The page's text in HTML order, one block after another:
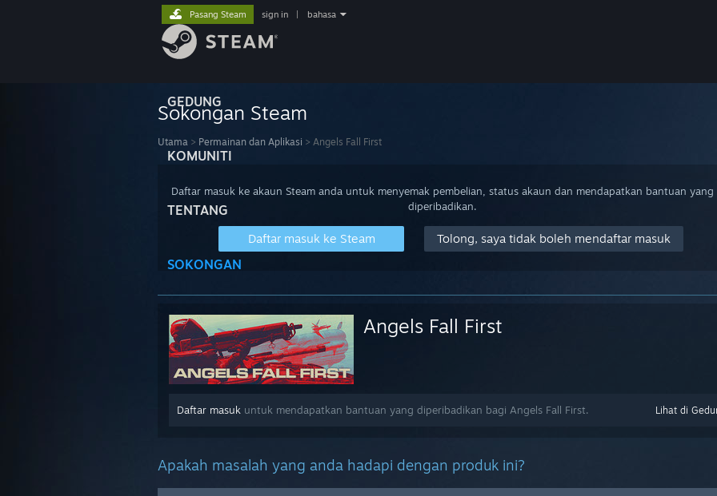
GEDUNG
KOMUNITI
TENTANG
SOKONGAN
Pasang Steam sign in bahasa
Sokongan Steam
Utama > Permainan dan Aplikasi > Angels Fall First
Daftar masuk ke akaun Steam anda untuk menyemak pembelian, status akaun dan mendapatkan bantuan yang
diperibadikan.
Daftar masuk ke Steam Tolong, saya tidak boleh mendaftar masuk
Angels Fall First
Lihat di
Daftar masuk untuk mendapatkan bantuan yang diperibadikan bagi Angels Fall First.
Apakah masalah yang anda hadapi dengan produk ini?